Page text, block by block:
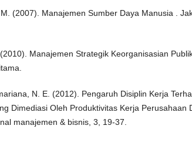
(2007). Manajemen Sumber Daya Manusia .
Manajemen Strategik Keorganisasian
N. E. (2012). Pengaruh Disiplin Kerja
Dimediasi Oleh Produktivitas Kerja Perusahaan
manajemen & bisnis, 3, 19-37.